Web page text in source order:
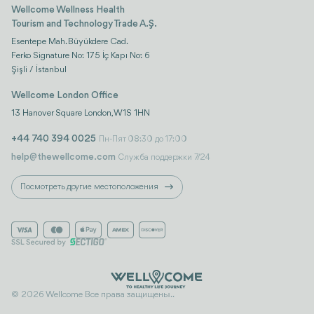
Wellcome Wellness Health
Tourism and Technology Trade A.Ş.
Esentepe Mah. Büyükdere Cad.
Ferko Signature No: 175 İç Kapı No: 6
Şişli / İstanbul
Wellcome London Office
13 Hanover Square London, W1S 1HN
+44 740 394 0025 Пн-Пят 08:30 до 17:00
help@thewellcome.com Служба поддержки 7/24
Посмотреть другие местоположения
© 2026 Wellcome Все права защищены..